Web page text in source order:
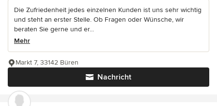
Die Zufriedenheit jedes einzelnen Kunden ist uns sehr wichtig
und steht an erster Stelle. Ob Fragen oder Wünsche, wir
beraten Sie gerne und er...
Mehr
Nachricht
Markt 7, 33142 Büren